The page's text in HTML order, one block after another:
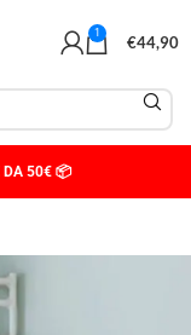
1 €44,90
DA 50€ 📦